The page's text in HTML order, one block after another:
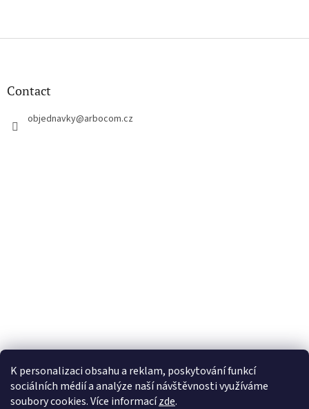
K personalizaci obsahu a reklam, poskytování funkcí
sociálních médií a analýze naší návštěvnosti využíváme
soubory cookies. Více informacízde.
P
Contact
objednavky@arbocom.cz